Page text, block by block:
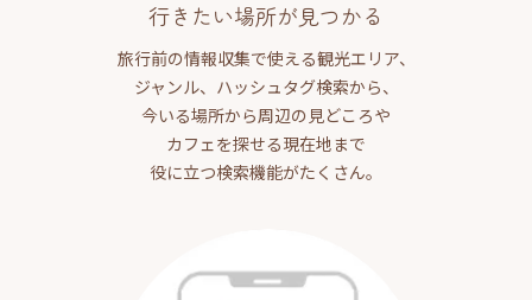
行きたい場所が見つかる
旅行前の情報収集で使える観光エリア、
ジャンル、ハッシュタグ検索から、
今いる場所から周辺の見どころや
カフェを探せる現在地まで
役に立つ検索機能がたくさん。